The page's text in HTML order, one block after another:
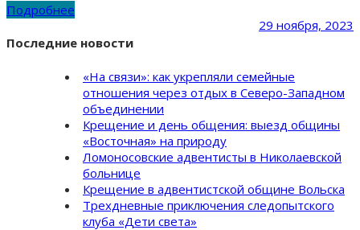
Подробнее
29 ноября, 2023
Последние новости
«На связи»: как укрепляли семейные
отношения через отдых в Северо-Западном
объединении
Крещение и день общения: выезд общины
«Восточная» на природу
Ломоносовские адвентисты в Николаевской
больнице
Крещение в адвентистской общине Вольска
Трехдневные приключения следопытского
клуба «Дети света»